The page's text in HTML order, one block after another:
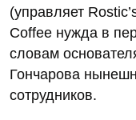
(управляет
Coffee нужда в
словам
Гончарова
сотрудников.